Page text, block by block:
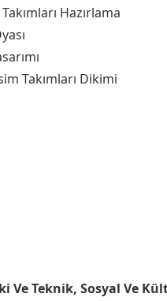
Hazırlama
Takımları Dikimi
Ve Teknik, Sosyal Ve